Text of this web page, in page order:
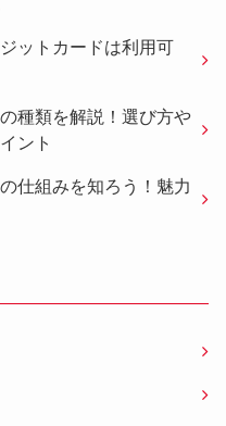
ットカードは利用可
種類を解説！選び方や
ント
仕組みを知ろう！魅力